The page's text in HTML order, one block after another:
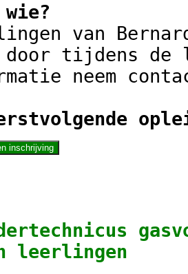
van
door tijdens de
neem
leerlingen